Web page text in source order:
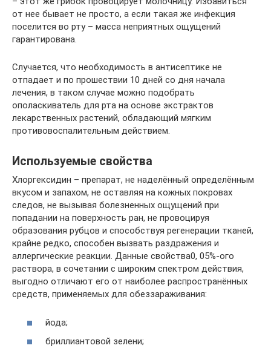
от нее бывает не просто, а если такая же инфекция
поселится во рту – масса неприятных ощущений
гарантирована.
Случается, что необходимость в антисептике не
отпадает и по прошествии 10 дней со дня начала
лечения, в таком случае можно подобрать
ополаскиватель для рта на основе экстрактов
лекарственных растений, обладающий мягким
противовоспалительным действием.
Используемые свойства
Хлоргексидин – препарат, не наделённый определённым
вкусом и запахом, не оставляя на кожных покровах
следов, не вызывая болезненных ощущений при
попадании на поверхность ран, не провоцируя
образования рубцов и способствуя регенерации тканей,
крайне редко, способен вызвать раздражения и
аллергические реакции. Данные свойства0, 05%-ого
раствора, в сочетании с широким спектром действия,
выгодно отличают его от наиболее распространённых
средств, применяемых для обеззараживания:
йода;
бриллиантовой зелени;